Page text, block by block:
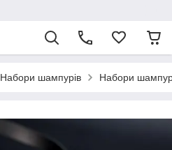
Набори шампурів Набори